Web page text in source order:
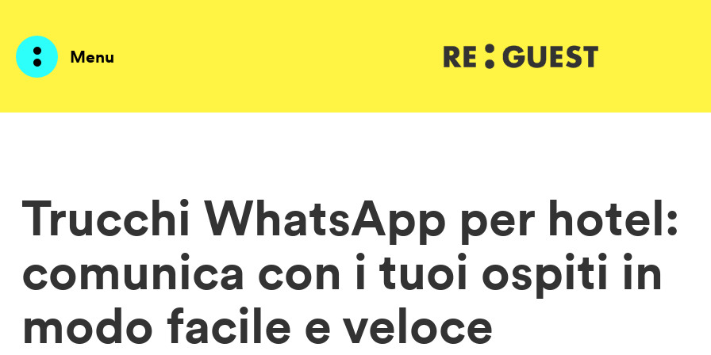
Menu
Soluzioni
Prezzi
Su di me
Trucchi WhatsApp per hotel:
comunica con i tuoi ospiti in
modo facile e veloce